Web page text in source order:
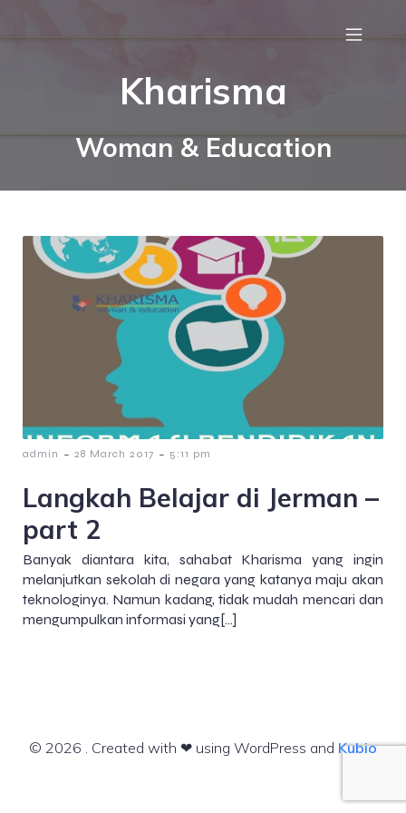
Kharisma
Woman & Education
admin - 28 March 2017 - 5:11 pm
Langkah Belajar di Jerman –
part 2
Banyak diantara kita, sahabat Kharisma yang ingin
melanjutkan sekolah di negara yang katanya maju akan
teknologinya. Namun kadang, tidak mudah mencari dan
mengumpulkan informasi yang[…]
© 2026 . Created with ❤ using WordPress and Kubio